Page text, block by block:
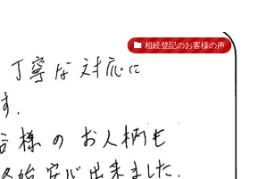
相続登記のお客様の声